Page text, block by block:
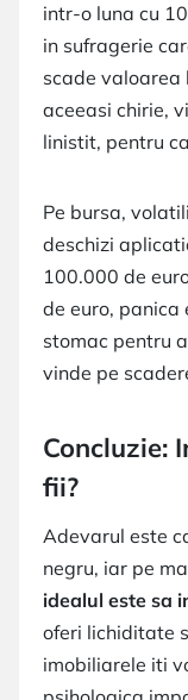
intr-o luna cu
in sufragerie
scade valoarea
aceeasi chirie,
linistit, pentru
Pe bursa,
deschizi
100.000 de
de euro, panica
stomac pentru
vinde pe
Concluzie:
fii?
Adevarul este
negru, iar pe
idealul este sa
oferi lichiditate
imobiliarele iti